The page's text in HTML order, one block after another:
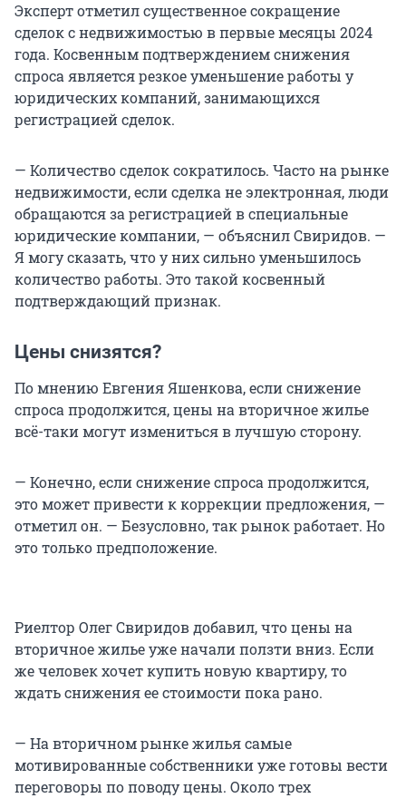
Эксперт отметил существенное сокращение
сделок с недвижимостью в первые месяцы 2024
года. Косвенным подтверждением снижения
спроса является резкое уменьшение работы у
юридических компаний, занимающихся
регистрацией сделок.
— Количество сделок сократилось. Часто на рынке
недвижимости, если сделка не электронная, люди
обращаются за регистрацией в специальные
юридические компании, — объяснил Свиридов. —
Я могу сказать, что у них сильно уменьшилось
количество работы. Это такой косвенный
подтверждающий признак.
Цены снизятся?
По мнению Евгения Яшенкова, если снижение
спроса продолжится, цены на вторичное жилье
всё-таки могут измениться в лучшую сторону.
— Конечно, если снижение спроса продолжится,
это может привести к коррекции предложения, —
отметил он. — Безусловно, так рынок работает. Но
это только предположение.
Риелтор Олег Свиридов добавил, что цены на
вторичное жилье уже начали ползти вниз. Если
же человек хочет купить новую квартиру, то
ждать снижения ее стоимости пока рано.
— На вторичном рынке жилья самые
мотивированные собственники уже готовы вести
переговоры по поводу цены. Около трех